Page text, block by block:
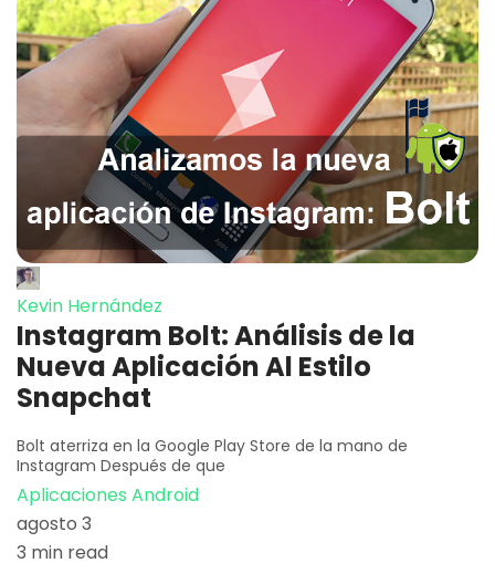
Kevin Hernández
Instagram Bolt: Análisis de la
Nueva Aplicación Al Estilo
Snapchat
Bolt aterriza en la Google Play Store de la mano de
Instagram Después de que
Aplicaciones Android
agosto 3
3 min read